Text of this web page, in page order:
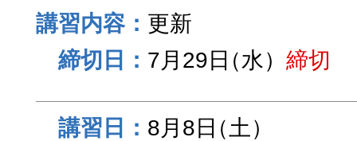
更新
7月29日（水） 締切
8月8日（土）